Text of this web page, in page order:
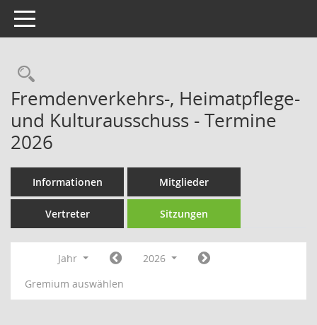
Toggle navigation
Rechercheauswahl
Fremdenverkehrs-, Heimatpflege-
und Kulturausschuss - Termine
2026
Informationen Mitglieder
Vertreter Sitzungen
Jahr
2026
Gremium auswählen